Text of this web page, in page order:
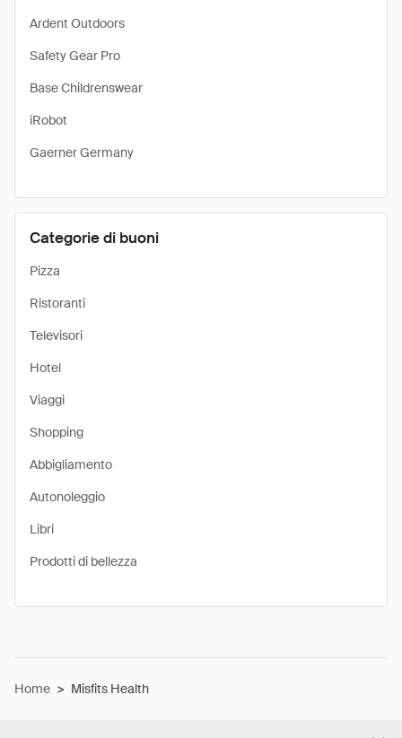
Ardent Outdoors
Safety Gear Pro
Base Childrenswear
iRobot
Gaerner Germany
Categorie di buoni
Pizza
Ristoranti
Televisori
Hotel
Viaggi
Shopping
Abbigliamento
Autonoleggio
Libri
Prodotti di bellezza
Home > Misfits Health